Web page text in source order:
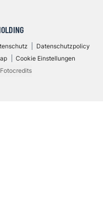
Datenschutzpolicy
Cookie Einstellungen
Fotocredits